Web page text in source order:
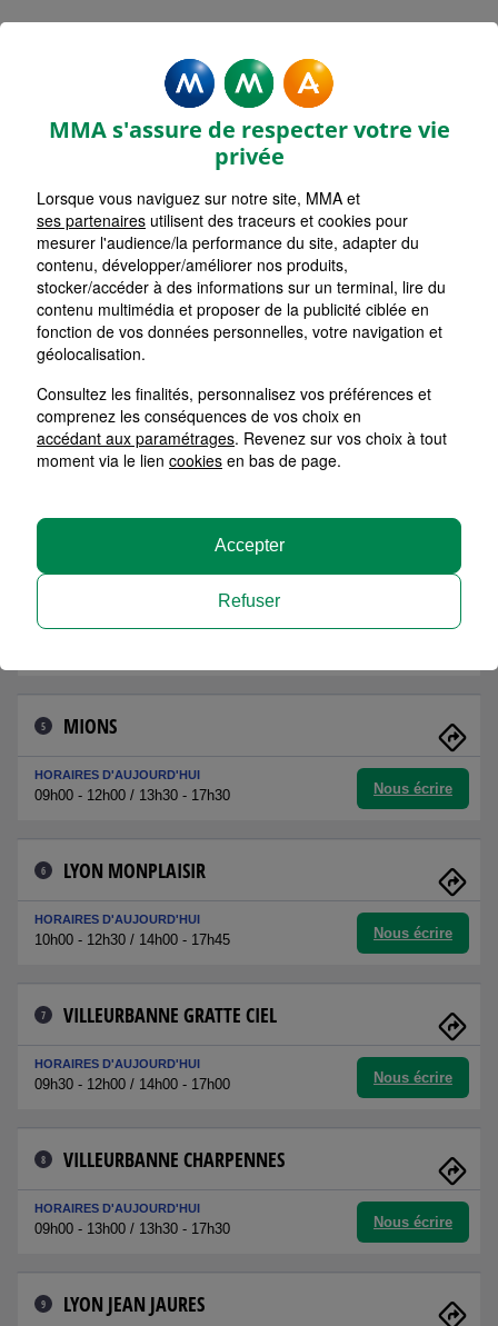
Rechercher une agence par code postal ou ville
Commencez à taper pour voir les suggestions de
Aucune suggestion disponible
LISTE AGENCES
HORAIRES D'AUJOURD'HUI
09h00 - 12h00 / 13h00 - 17h00
2 MEYZIEU
HORAIRES D'AUJOURD'HUI
09h00 - 12h00 / 13h00 - 17h00
3 DECINES CHARPIEU
SAINT PRIEST
HORAIRES D'AUJOURD'HUI
5 MIONS
HORAIRES D'AUJOURD'HUI
09h00 - 12h00 / 13h30 - 17h30 Nous écrire
6 LYON MONPLAISIR
HORAIRES D'AUJOURD'HUI
10h00 - 12h30 / 14h00 - 17h45 Nous écrire
7 VILLEURBANNE GRATTE CIEL
HORAIRES D'AUJOURD'HUI
09h30 - 12h00 / 14h00 - 17h00 Nous écrire
8 VILLEURBANNE CHARPENNES
HORAIRES D'AUJOURD'HUI
09h00 - 13h00 / 13h30 - 17h30 Nous écrire
9 LYON JEAN JAURES
MMA s'assure de respecter votre vie
privée
Lorsque vous naviguez sur notre site, MMA et
ses partenaires utilisent des traceurs et cookies pour
mesurer l'audience/la performance du site, adapter du
contenu, développer/améliorer nos produits,
stocker/accéder à des informations sur un terminal, lire du
contenu multimédia et proposer de la publicité ciblée en
fonction de vos données personnelles, votre navigation et
géolocalisation.
Consultez les finalités, personnalisez vos préférences et
comprenez les conséquences de vos choix en
accédant aux paramétrages. Revenez sur vos choix à tout
moment via le lien cookies en bas de page.
Refuser
Accepter